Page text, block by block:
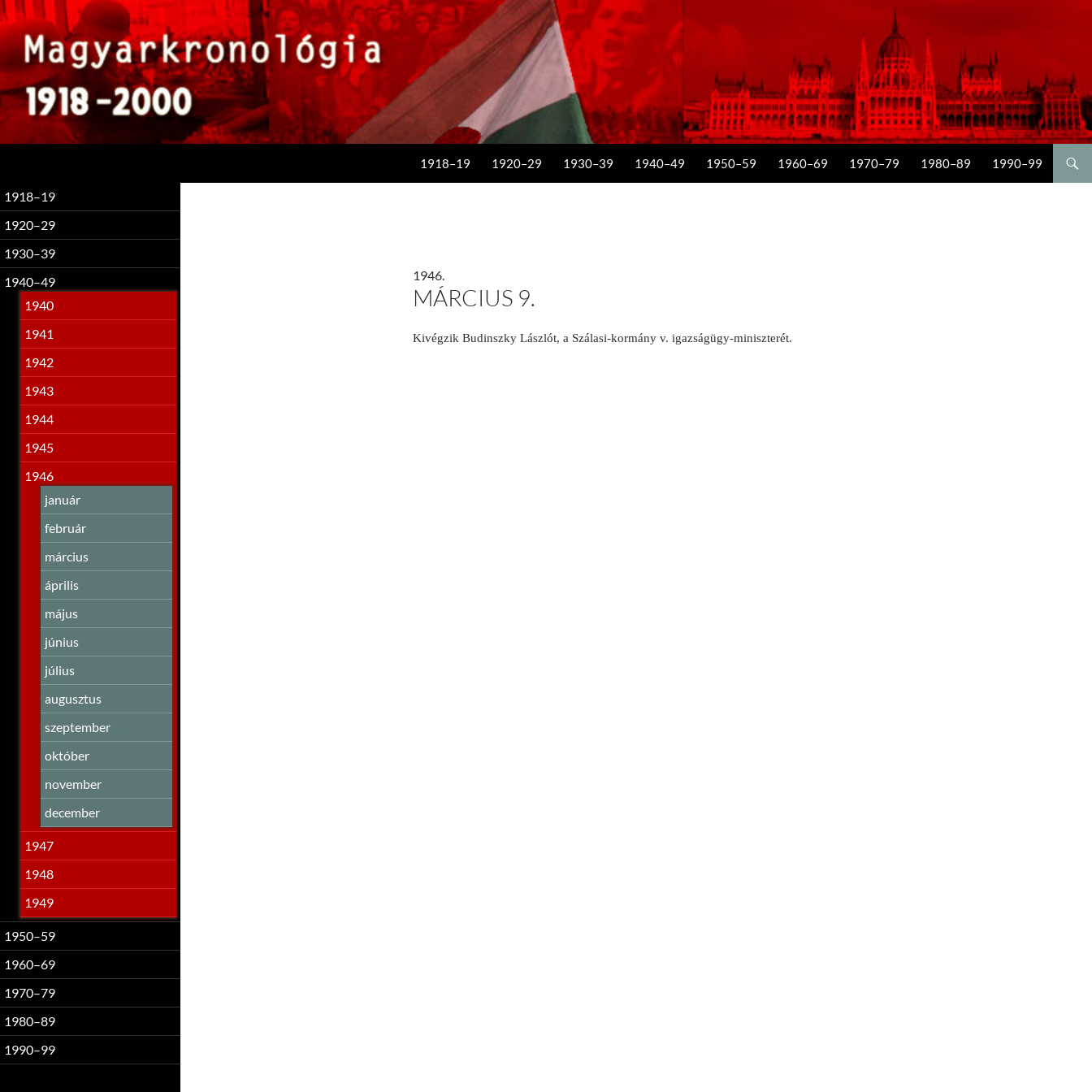
1918–19 1920–29 1930–39 1940–49 1950–59 1960–69 1970–79 1980–89 1990–99
1946.
MÁRCIUS 9.
Kivégzik Budinszky Lászlót, a Szálasi-kormány v. igazságügy-miniszterét.
1918–19
1920–29
1930–39
1940–49
1940
1941
1942
1943
1944
1945
1946
január
február
március
április
május
június
július
augusztus
szeptember
október
november
december
1947
1948
1949
1950–59
1960–69
1970–79
1980–89
1990–99